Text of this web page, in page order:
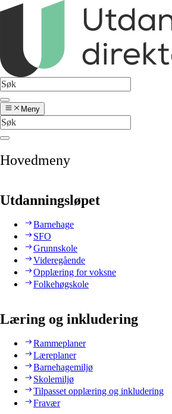
Meny
Hovedmeny
Utdanningsløpet
Barnehage
SFO
Grunnskole
Videregående
Opplæring for voksne
Folkehøgskole
Læring og inkludering
Rammeplaner
Læreplaner
Barnehagemiljø
Skolemiljø
Tilpasset opplæring og inkludering
Fravær